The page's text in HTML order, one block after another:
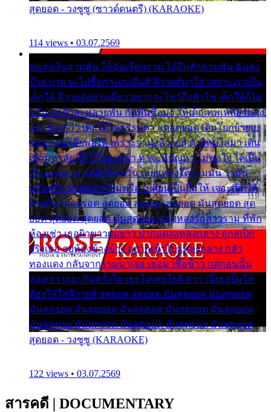
สุดยอด - วงซูซู (ซาวด์ดนตรี) (KARAOKE)
114 views • 03.07.2569
พ่อส่งเงินสามพัน ให้ฉันเรียนราม ได้อีกสักสามพัน ฉันคง
บ๊าย บาย จะไปซื้อกางเกงยีนส์ ลีวายส์มาใส่ เพราะเราเป็น
เด็กใต้ ลีวายส์อย่างเดียว อยากจะโชว์ถึงหิวโซ เด็กใต้ก็ไม่
หวั่น ตกตัวละหลายพัน กัดฟันซื้อมา ให้เด็กเทพเหลียวมอง
และต้องรู้ว่า เด็กใต้ไม่ธรรมดา แต่สุดยอด เดินโยกย้ายเย
ยวน กวนโอ๊ยพอได้ เพราะว่านุ่งลีวายส์ ตัวใหม่ใส่มา เดิน
เข้ามหาลัย จิ๊กโก๊มองหน้า ท่าจะมีปัญหา ไม่พอใจ ได้เป็น
เรื่องแน่นอน แต่ฉันไม่หวั่น เลยแหลงใต้ถามมัน ว่ามัน
พรั่นพรือ มันตอบว่าไม่พรื่อ เปลี่ยนเป็นยิ้มให้ เจอะเด็กใต้
ด้วยกัน ก็เลยรอด สุดยอด สุดยอด สุดยอด มันสุดยอด สุด
ยอด สุดยอด สุดยอด มันสุดยอด แอบหลงรักสาวราม ที่พัก
ห้องเช่า เธอผิวขาวผมยาว ปากแดงแหลงกลาง ถูกสเป็ก
จริงเธอ อยู่ห้องข้างข้าง อยากเข้าไปแหลงกลาง กลัว
ทองแดง กลับจากรามมาเจอ เธอมาซื้อข้าว แต่ก่อนนั้น
สองเรา เจอะกันครั้งใด เธอไม่เคยไยดี คราวนี้เธอยิ้มให้
ต้องให้ใส่ลีวายส์ สุดยอด สุดยอด มันสุดยอด มันสุดยอด
มันสุดยอด มันสุดยอด มันสุดยอด มันสุดยอด มันสุดยอด
มันสุดยอด มันสุดยอด มันสุดยอด มันสุดยอด มันสุดยอด
สุดยอด - วงซูซู (KARAOKE)
122 views • 03.07.2569
สารคดี | DOCUMENTARY